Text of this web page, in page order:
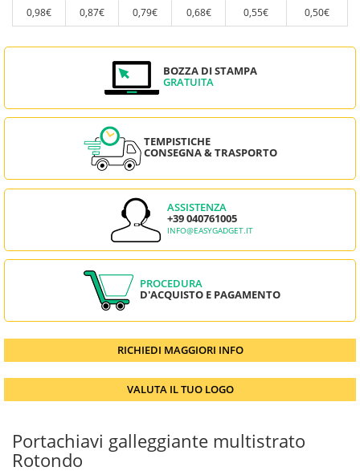
0,98€
0,87€ 0,79€ 0,68€ 0,55€ 0,50€
BOZZA DI STAMPA
GRATUITA
TEMPISTICHE
CONSEGNA & TRASPORTO
ASSISTENZA
+39 040761005
INFO@EASYGADGET.IT
PROCEDURA
D'ACQUISTO E PAGAMENTO
RICHIEDI MAGGIORI INFO
VALUTA IL TUO LOGO
Portachiavi galleggiante multistrato
Rotondo